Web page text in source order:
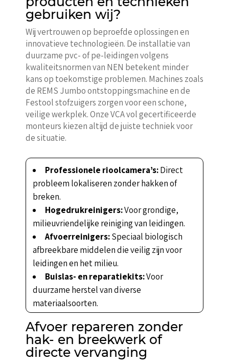
gebruiken wij?
Wij vertrouwen op beproefde oplossingen en
innovatieve technologieën. De installatie van
duurzame pvc- of pe-leidingen volgens
kwaliteitsnormen van NEN betekent minder
kans op toekomstige problemen. Machines zoals
de REMS Jumbo ontstoppingsmachine en de
Festool stofzuigers zorgen voor een schone,
veilige werkplek. Onze VCA vol gecertificeerde
monteurs kiezen altijd de juiste techniek voor
de situatie.
Professionele rioolcamera’s:Direct
probleem lokaliseren zonder hakken of
breken.
Hogedrukreinigers:Voor grondige,
milieuvriendelijke reiniging van leidingen.
Afvoerreinigers:Speciaal biologisch
afbreekbare middelen die veilig zijn voor
leidingen en het milieu.
Buislas- en reparatiekits:Voor
duurzame herstel van diverse
materiaalsoorten.
Afvoer repareren zonder
hak- en breekwerk of
directe vervanging